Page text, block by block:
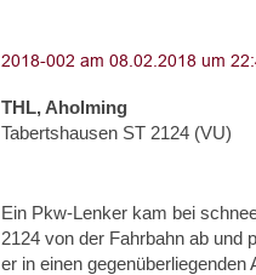
THL, Aholming
Tabertshausen ST 2124 (VU)
Ein Pkw-Lenker kam bei
2124 von der Fahrbahn ab und
er in einen